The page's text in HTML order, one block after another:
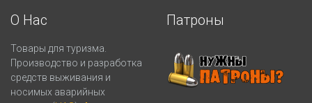
О Нас
Товары для туризма.
Производство и разработка
средств выживания и
носимых аварийных
Патроны